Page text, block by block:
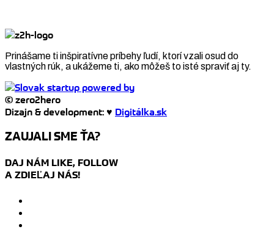
Prinášame ti inšpiratívne príbehy ľudí, ktorí vzali osud do
vlastných rúk, a ukážeme ti, ako môžeš to isté spraviť aj ty.
© zero2hero
Dizajn & development: ♥ Digitálka.sk
ZAUJALI SME ŤA?
DAJ NÁM LIKE, FOLLOW
A ZDIEĽAJ NÁS!